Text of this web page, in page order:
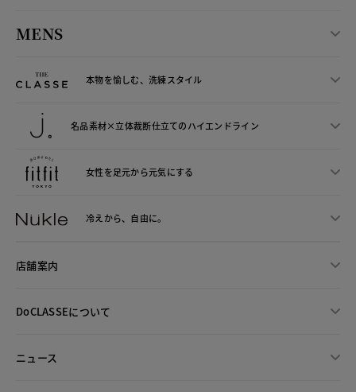
MENS
本物を愉しむ、洗練スタイル
名品素材×立体裁断仕立てのハイエンドライン
女性を足元から元気にする
冷えから、 自由に。
店舗案内
DoCLASSEについて
ニュース